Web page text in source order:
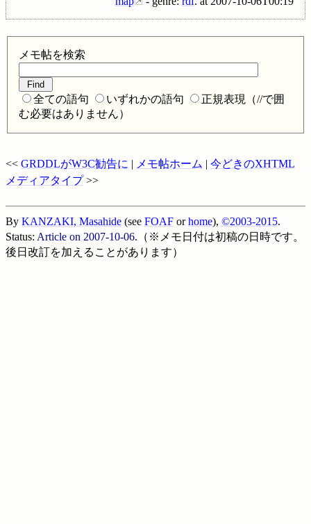
メモ帖を検索
全ての語句 いずれかの語句
正規表現（//で囲
む必要はありません）
<< GRDDLがW3C勧告に | メモ帖ホーム | 今どきのXHTML
メディアタイプ>>
By KANZAKI, Masahide (see FOAF orhome), ©2003-2015.
Status: Article on 2007-10-06.（※メモ日付は初稿の日時です。
後日改訂を加えることがあります）